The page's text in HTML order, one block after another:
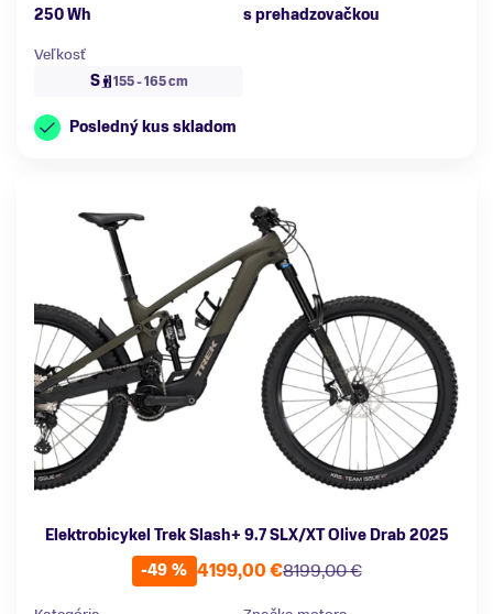
250 Wh
s prehadzovačkou
Veľkosť
S
155 - 165 cm
Posledný kus skladom
Elektrobicykel Trek Slash+ 9.7 SLX/XT Olive Drab 2025
-49 %
8199,00 €
4199,00 €